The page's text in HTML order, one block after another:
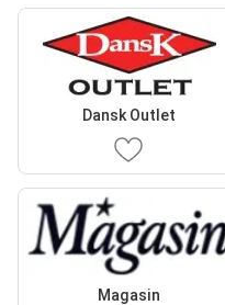
Dansk Outlet
Magasin